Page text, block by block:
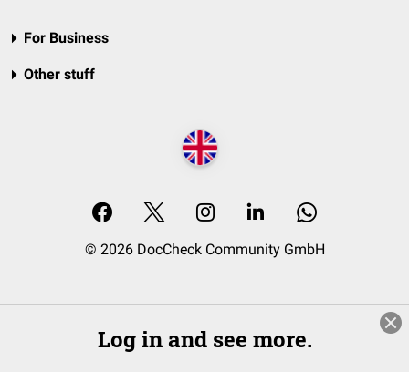
For Business
Other stuff
© 2026 DocCheck Community GmbH
Log in and see more.